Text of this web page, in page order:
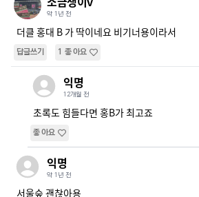
약 1년 전
더클 홍대 B 가 딱이네요 비기너용이라서
답글쓰기 1 좋아요
익명
12개월 전
초록도 힘들다면 홍B가 최고죠
좋아요
익명
약 1년 전
서울숲 괜찮아용